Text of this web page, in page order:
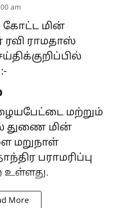
am
கோட்ட மின்
ராமதாஸ்
மற்றும்
துணை மின்
மறுநாள்
பராமரிப்பு
More